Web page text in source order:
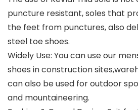
puncture resistant, soles that
the feet from punctures, also
steel toe shoes.
Widely Use: You can use our
shoes in construction
can also be used for outdoor
and mountaineering.